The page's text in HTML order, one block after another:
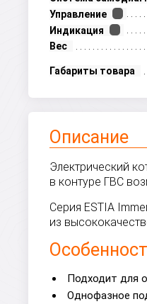
Управление
Индикация
Вес
Габариты товара
Описание
Электрический
в контуре ГВС
Серия ESTIA
из
Подходит для
Однофазное